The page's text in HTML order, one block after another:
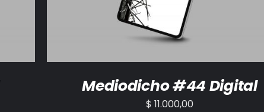
Mediodicho #44 Digital
$ 11.000,00